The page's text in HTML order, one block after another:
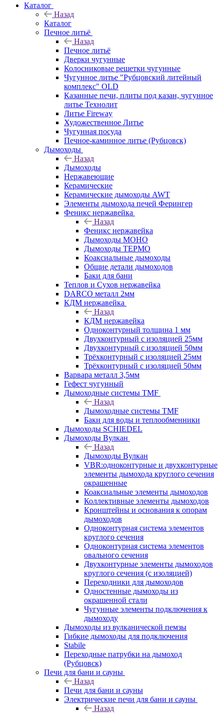
Каталог
Назад
Каталог
Печное литьё
Назад
Печное литьё
Дверки чугунные
Колосниковые решетки чугунные
Чугунное литье "Рубцовский литейный
комплекс" OLD
Казанные печи, плиты под казан, чугунное
литье Технолит
Литье Fireway
Художественное Литье
Чугунная посуда
Печное-каминное литье (Рубцовск)
Дымоходы
Назад
Дымоходы
Нержавеющие
Керамические
Керамические дымоходы AWT
Элементы дымохода печей Ферингер
Феникс нержавейка
Назад
Феникс нержавейка
Дымоходы МОНО
Дымоходы ТЕРМО
Коаксиальные дымоходы
Общие детали дымоходов
Баки для бани
Теплов и Сухов нержавейка
DARCO металл 2мм
КДМ нержавейка
Назад
КДМ нержавейка
Одноконтурный толщина 1 мм
Двухконтурный с изоляцией 25мм
Двухконтурный с изоляцией 50мм
Трёхконтурный с изоляцией 25мм
Трёхконтурный с изоляцией 50мм
Варвара металл 3,5мм
Гефест чугунный
Дымоходные системы TMF
Назад
Дымоходные системы TMF
Баки для воды и теплообменники
Дымоходы SCHIEDEL
Дымоходы Вулкан
Назад
Дымоходы Вулкан
VBR:одноконтурные и двухконтурные
элементы дымохода круглого сечения
окрашенные
Коаксиальные элементы дымоходов
Коллективные элементы дымоходов
Кронштейны и основания к опорам
дымоходов
Одноконтурная система элементов
круглого сечения
Одноконтурная система элементов
овального сечения
Двухконтурные элементы дымоходов
круглого сечения (с изоляцией)
Переходники для дымоходов
Одностенные дымоходы из
окрашенной стали
Чугунные элементы подключения к
дымоходу
Дымоходы из вулканической пемзы
Гибкие дымоходы для подключения
Stabile
Переходные патрубки на дымоход
(Рубцовск)
Печи для бани и сауны
Назад
Печи для бани и сауны
Электрические печи для бани и сауны
Назад